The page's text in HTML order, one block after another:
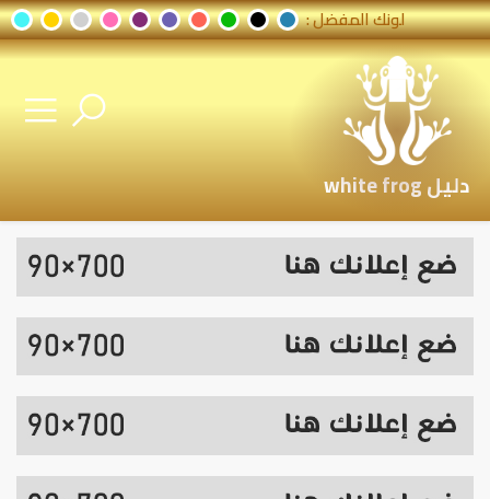
لونك المفضل :
دليل white frog